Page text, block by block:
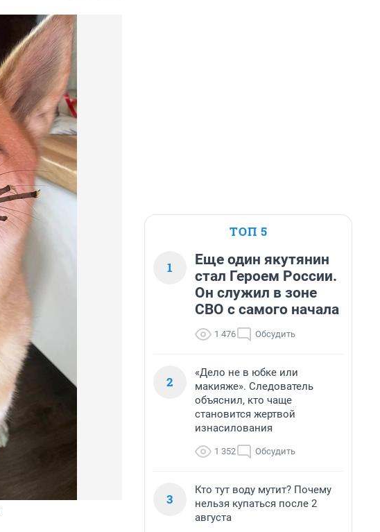
ТОП 5
1
Еще один якутянин
стал Героем России.
Он служил в зоне
СВО с самого начала
1 476 Обсудить
2
«Дело не в юбке или
макияже». Следователь
объяснил, кто чаще
становится жертвой
изнасилования
1 352 Обсудить
3
Кто тут воду мутит? Почему
нельзя купаться после 2
августа